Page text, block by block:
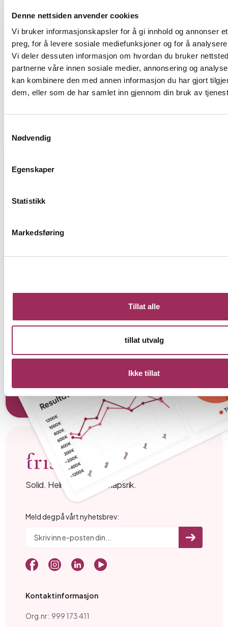
Denne nettsiden anvender cookies
Vi bruker informasjonskapsler for å gi innhold og annonser
preg, for å levere sosiale mediefunksjoner og for å
Vi deler dessuten informasjon om hvordan du bruker
partnerne våre innen sosiale medier, annonsering og
kan kombinere den med annen informasjon du har gjort
dem, eller som de har samlet inn gjennom din bruk av
Nødvendig
Egenskaper
Statistikk
Markedsføring
Tillat alle
tillat utvalg
Ikke tillat
Valgt tjeneste
La oss finne din løsning
En bedre regnskapsopplevelse? La oss ta en prat.
Kontakt oss
Solid. Helhjerta. Kunnskapsrik.
Meld deg på vårt nyhetsbrev:
Kontaktinformasjon
Org.nr: 999 173 411